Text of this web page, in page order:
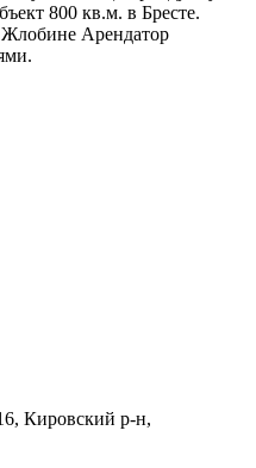
800 кв.м. в Бресте.
Жлобине Арендатор
Кировский р-н,